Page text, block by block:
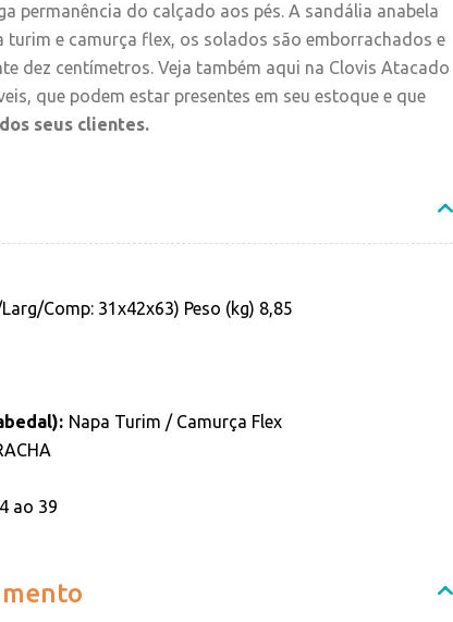
permanência do calçado aos pés. A sandália anabela
turim e camurça flex, os solados são emborrachados e
dez centímetros. Veja também aqui na Clovis Atacado
que podem estar presentes em seu estoque e que
seus clientes.
Comp: 31x42x63) Peso (kg) 8,85
Napa Turim / Camurça Flex
ao 39